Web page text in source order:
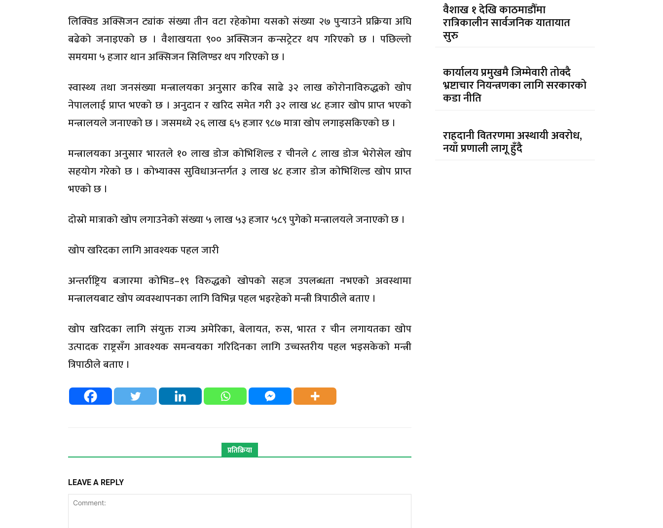
लिक्विड अक्सिजन ट्यांक संख्या तीन वटा रहेकोमा यसको संख्या २७ पुर्‍याउने प्रक्रिया अघि
बढेको जनाइएको छ । वैशाखयता ९०० अक्सिजन कन्सट्रेटर थप गरिएको छ । पछिल्लो
समयमा ५ हजार थान अक्सिजन सिलिण्डर थप गरिएको छ ।
स्वास्थ्य तथा जनसंख्या मन्त्रालयका अनुसार करिब साढे ३२ लाख कोरोनाविरुद्धको खोप
नेपाललाई प्राप्त भएको छ । अनुदान र खरिद समेत गरी ३२ लाख ४८ हजार खोप प्राप्त भएको
मन्त्रालयले जनाएको छ । जसमध्ये २६ लाख ६५ हजार ९८७ मात्रा खोप लगाइसकिएको छ ।
मन्त्रालयका अनुसार भारतले १० लाख डोज कोभिशिल्ड र चीनले ८ लाख डोज भेरोसेल खोप
सहयोग गरेको छ । कोभ्याक्स सुविधाअन्तर्गत ३ लाख ४८ हजार डोज कोभिशिल्ड खोप प्राप्त
भएको छ ।
दोस्रो मात्राको खोप लगाउनेको संख्या ५ लाख ५३ हजार ५८९ पुगेको मन्त्रालयले जनाएको छ ।
खोप खरिदका लागि आवश्यक पहल जारी
अन्तर्राष्ट्रिय बजारमा कोभिड–१९ विरुद्धको खोपको सहज उपलब्धता नभएको अवस्थामा
मन्त्रालयबाट खोप व्यवस्थापनका लागि विभिन्न पहल भइरहेको मन्त्री त्रिपाठीले बताए ।
खोप खरिदका लागि संयुक्त राज्य अमेरिका, बेलायत, रुस, भारत र चीन लगायतका खोप
उत्पादक राष्ट्रसँग आवश्यक समन्वयका गरिदिनका लागि उच्चस्तरीय पहल भइसकेको मन्त्री
त्रिपाठीले बताए ।
प्रतिक्रिया
LEAVE A REPLY
वैशाख १ देखि काठमाडौँमा
रात्रिकालीन सार्वजनिक यातायात
सुरु
कार्यालय प्रमुखमै जिम्मेवारी तोक्दै
भ्रष्टाचार नियन्त्रणका लागि सरकारको
कडा नीति
राहदानी वितरणमा अस्थायी अवरोध,
नयाँ प्रणाली लागू हुँदै